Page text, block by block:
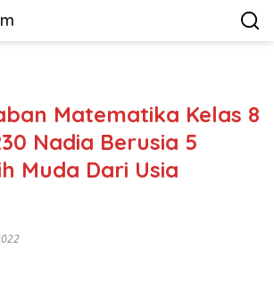
Matematika Kelas 8
Nadia Berusia 5
Muda Dari Usia